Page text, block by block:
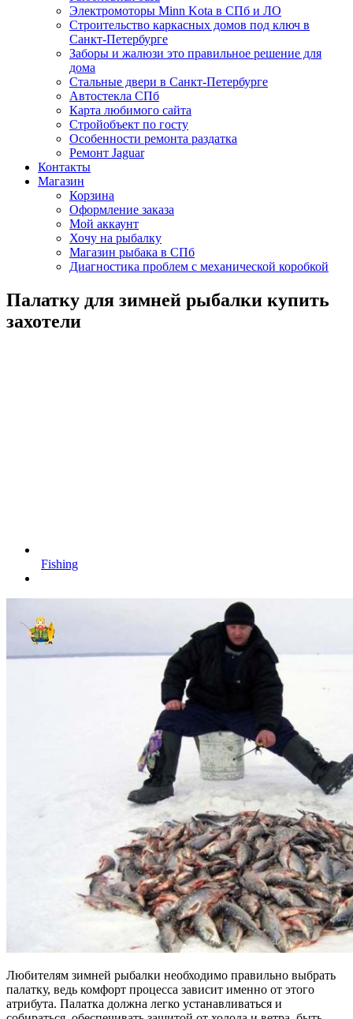
Электромоторы Minn Kota в СПб и ЛО
Строительство каркасных домов под ключ в
Санкт-Петербурге
Заборы и жалюзи это правильное решение для
дома
Стальные двери в Санкт-Петербурге
Автостекла СПб
Карта любимого сайта
Стройобъект по госту
Особенности ремонта раздатка
Ремонт Jaguar
Контакты
Магазин
Корзина
Оформление заказа
Мой аккаунт
Хочу на рыбалку
Магазин рыбака в СПб
Диагностика проблем с механической коробкой
Палатку для зимней рыбалки купить
захотели
Fishing
Любителям зимней рыбалки необходимо правильно выбрать
палатку, ведь комфорт процесса зависит именно от этого
атрибута. Палатка должна легко устанавливаться и